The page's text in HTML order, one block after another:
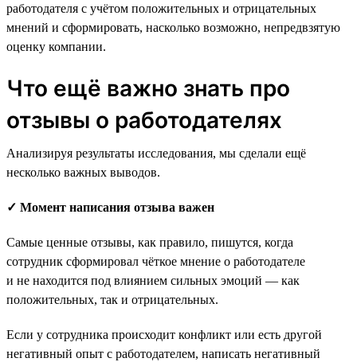
работодателя с учётом положительных и отрицательных
мнений и сформировать, насколько возможно, непредвзятую
оценку компании.
Что ещё важно знать про
отзывы о работодателях
Анализируя результаты исследования, мы сделали ещё
несколько важных выводов.
✓ Момент написания отзыва важен
Самые ценные отзывы, как правило, пишутся, когда
сотрудник сформировал чёткое мнение о работодателе
и не находится под влиянием сильных эмоций — как
положительных, так и отрицательных.
Если у сотрудника происходит конфликт или есть другой
негативный опыт с работодателем, написать негативный